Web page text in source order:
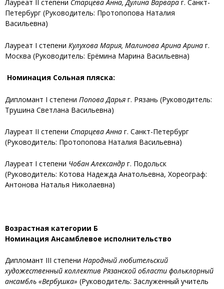
Лауреат II степени Старцева Анна, Дулина Варвара г. Санкт-
Петербург (Руководитель: Протопопова Наталия
Васильевна)
Лауреат I степени Кулухова Мария, Малинова Арина Арина г.
Москва (Руководитель: Ерёмина Марина Васильевна)
Номинация Сольная пляска:
Дипломант I степени Попова Дарья г. Рязань (Руководитель:
Трушина Светлана Васильевна)
Лауреат II степени Старцева Анна г. Санкт-Петербург
(Руководитель: Протопопова Наталия Васильевна)
Лауреат I степени Чобан Александр г. Подольск
(Руководитель: Котова Надежда Анатольевна, Хореограф:
Антонова Наталья Николаевна)
Возрастная категории Б
Номинация Ансамблевое исполнительство
Дипломант III степени Народный любительский
художественный коллектив Рязанской области фольклорный
ансамбль «Вербушка» (Руководитель: Заслуженный учитель